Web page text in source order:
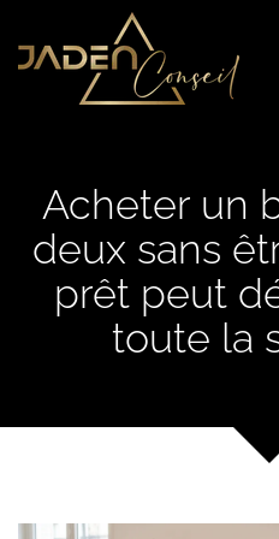
Acheter un
deux sans
prêt peut
toute la